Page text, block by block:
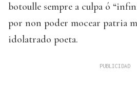
botoulle sempre a culpa ó
por non poder mocear patria
idolatrado poeta.